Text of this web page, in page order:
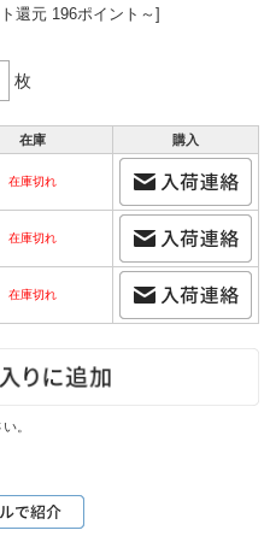
還元 196ポイント～]
枚
在庫 購入
在庫切れ
在庫切れ
在庫切れ
。